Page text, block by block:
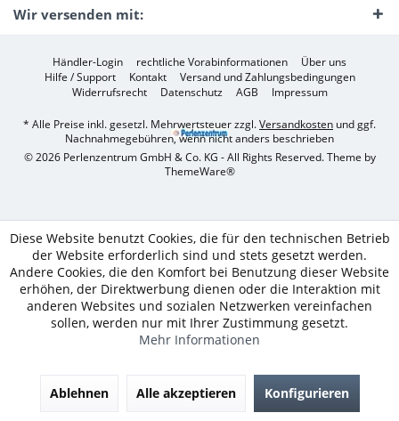
Wir versenden mit:
Händler-Login rechtliche Vorabinformationen
Über uns
Hilfe / Support
Kontakt
Versand und Zahlungsbedingungen
Widerrufsrecht
Datenschutz AGB Impressum
* Alle Preise inkl. gesetzl. Mehrwertsteuer zzgl.Versandkosten und ggf.
Nachnahmegebühren, wenn nicht anders beschrieben
© 2026 Perlenzentrum GmbH & Co. KG - All Rights Reserved. Theme by
ThemeWare®
Diese Website benutzt Cookies, die für den technischen Betrieb
der Website erforderlich sind und stets gesetzt werden.
Andere Cookies, die den Komfort bei Benutzung dieser Website
erhöhen, der Direktwerbung dienen oder die Interaktion mit
anderen Websites und sozialen Netzwerken vereinfachen
sollen, werden nur mit Ihrer Zustimmung gesetzt.
Mehr Informationen
Ablehnen Alle akzeptieren Konfigurieren